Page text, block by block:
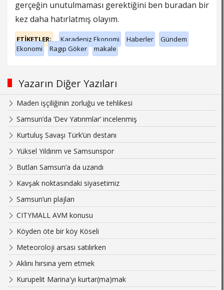
gerçeğin unutulmaması gerektiğini ben buradan bir
kez daha hatırlatmış olayım.
ETİKETLER; Karadeniz Ekonomi Haberler
Gündem
Ekonomi
Ragıp Göker makale
Yazarın Diğer Yazıları
Maden işçiliğinin zorluğu ve tehlikesi
Samsun’da ‘Dev Yatırımlar’ incelenmiş
Kurtuluş Savaşı Türk’ün destanı
Yüksel Yıldırım ve Samsunspor
Butlan Samsun’a da uzandı
Kavşak noktasındaki siyasetimiz
Samsun’un plajları
CITYMALL AVM konusu
Köyden öte bir köy Köseli
Meteoroloji arsası satılırken
Aklını hırsına yem etmek
Kurupelit Marina'yı kurtar(ma)mak